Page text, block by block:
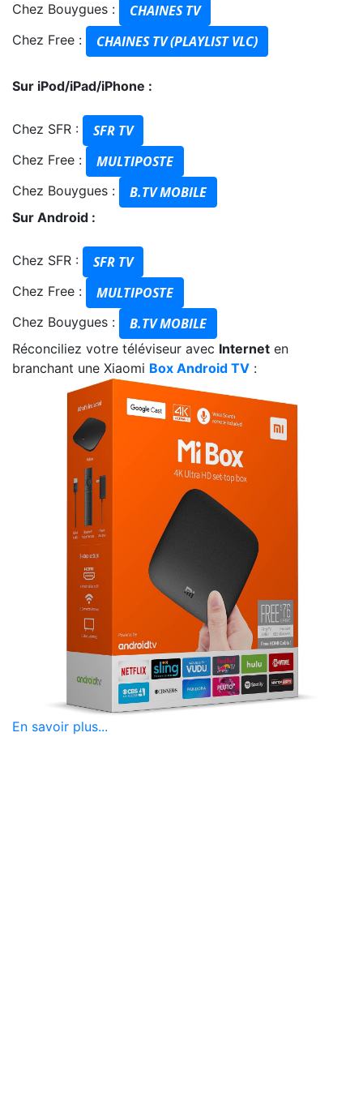
Chez Bouygues : CHAINES TV
Chez Free : CHAINES TV (PLAYLIST VLC)
Sur iPod/iPad/iPhone :
Chez SFR : SFR TV
Chez Free : MULTIPOSTE
Chez Bouygues : B.TV MOBILE
Sur Android :
Chez SFR : SFR TV
Chez Free : MULTIPOSTE
Chez Bouygues : B.TV MOBILE
Réconciliez votre téléviseur avec Internet en
branchant une Xiaomi Box Android TV :
En savoir plus...